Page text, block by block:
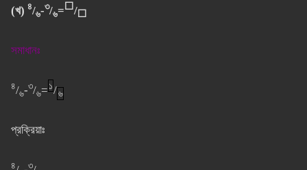
(খ) ৪/৬-৩/৬=⬜/⬜
সমাধানঃ
৪/৬-৩/৬=১/৬
প্রক্রিয়াঃ
৪ ৩